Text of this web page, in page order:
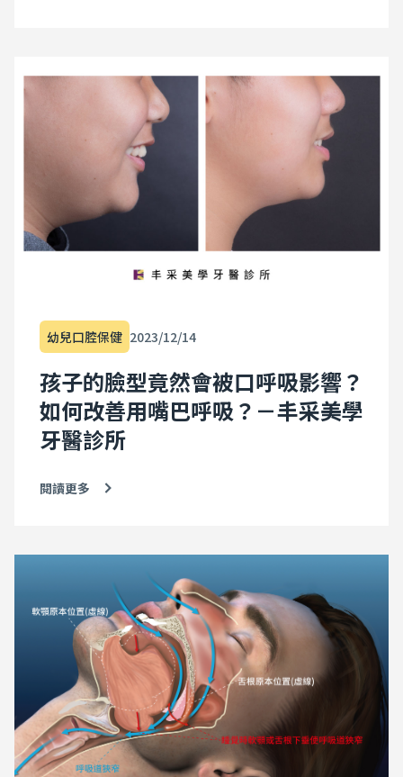
幼兒口腔保健 2023/12/14
孩子的臉型竟然會被口呼吸影響？
如何改善用嘴巴呼吸？－丰采美學
牙醫診所
閱讀更多